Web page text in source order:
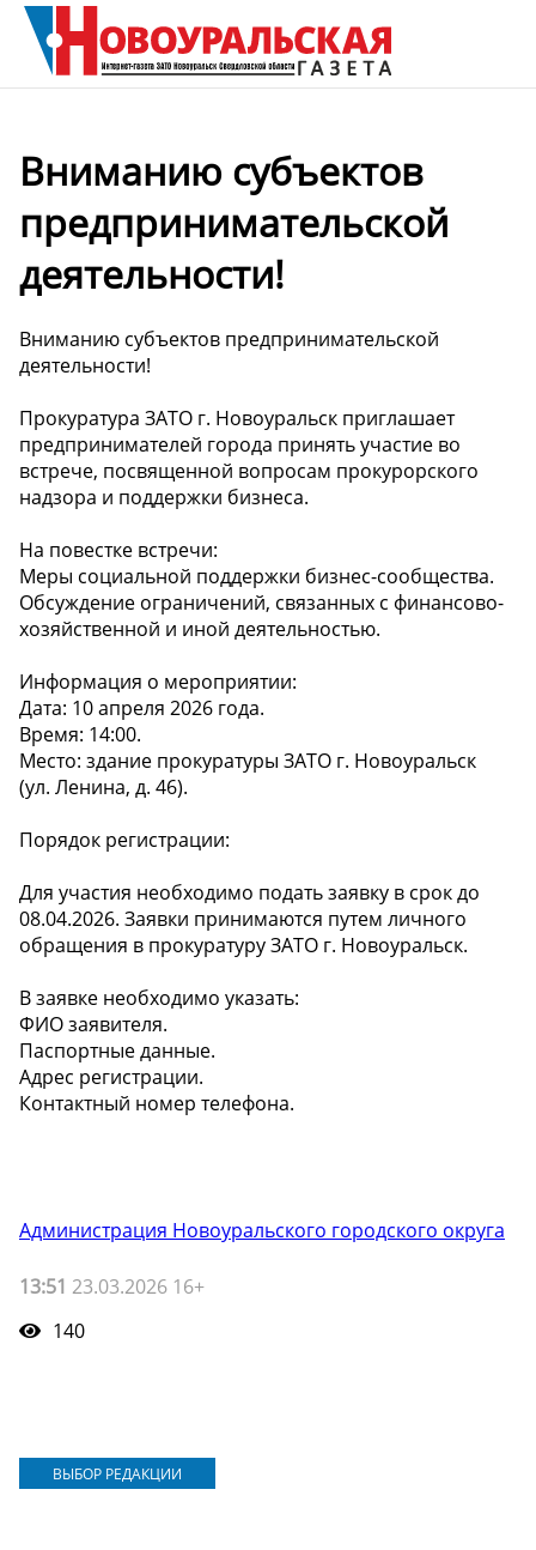
Вниманию субъектов
предпринимательской
деятельности!
Вниманию субъектов предпринимательской
деятельности!
Прокуратура ЗАТО г. Новоуральск приглашает
предпринимателей города принять участие во
встрече, посвященной вопросам прокурорского
надзора и поддержки бизнеса.
На повестке встречи:
Меры социальной поддержки бизнес-сообщества.
Обсуждение ограничений, связанных с финансово-
хозяйственной и иной деятельностью.
Информация о мероприятии:
Дата: 10 апреля 2026 года.
Время: 14:00.
Место: здание прокуратуры ЗАТО г. Новоуральск
(ул. Ленина, д. 46).
Порядок регистрации:
Для участия необходимо подать заявку в срок до
08.04.2026. Заявки принимаются путем личного
обращения в прокуратуру ЗАТО г. Новоуральск.
В заявке необходимо указать:
ФИО заявителя.
Паспортные данные.
Адрес регистрации.
Контактный номер телефона.
Администрация Новоуральского городского округа
13:51 23.03.2026 16+
140
ВЫБОР РЕДАКЦИИ